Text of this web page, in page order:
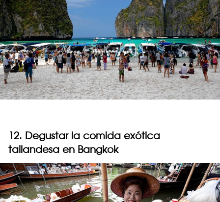
12. Degustar la comida exótica
tailandesa en Bangkok